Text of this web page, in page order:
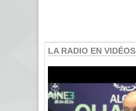
LA RADIO EN VIDÉOS